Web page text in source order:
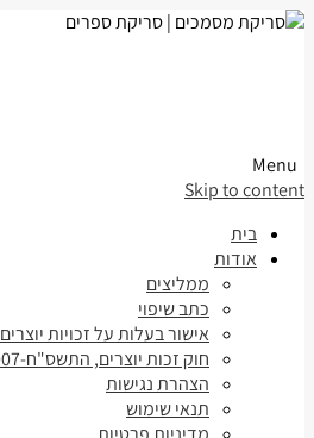
Skip to content
בית
אודות
ממליצים
כתב שיפוי
אישור בעלות על זכויות יוצרים
חוק זכות יוצרים, התשס"ח-2007
הצהרת נגישות
תנאי שימוש